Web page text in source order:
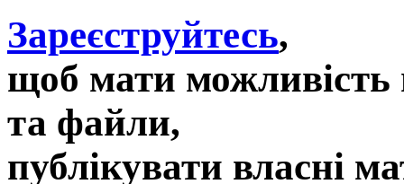
Зареєструйтесь,
щоб мати можливість
та файли,
публікувати власні